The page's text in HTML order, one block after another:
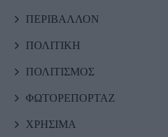
ΠΕΡΙΒΑΛΛΟΝ
ΠΟΛΙΤΙΚΗ
ΠΟΛΙΤΙΣΜΟΣ
ΦΩΤΟΡΕΠΟΡΤΑΖ
ΧΡΗΣΙΜΑ